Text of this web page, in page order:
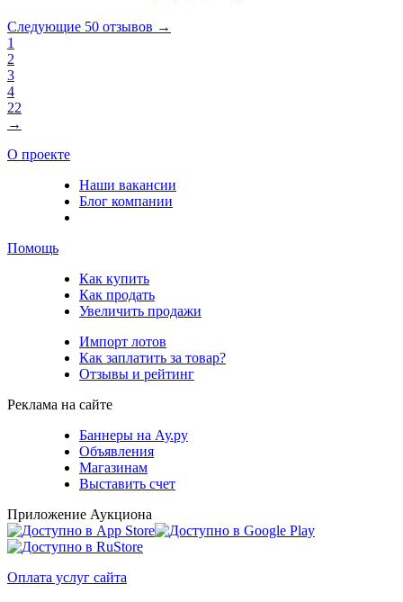
Следующие 50 отзывов →
1
2
3
4
22
→
О проекте
Наши вакансии
Блог компании
Помощь
Как купить
Как продать
Увеличить продажи
Импорт лотов
Как заплатить за товар?
Отзывы и рейтинг
Реклама на сайте
Баннеры на Ау.ру
Объявления
Магазинам
Выставить счет
Приложение Аукциона
Оплата услуг сайта